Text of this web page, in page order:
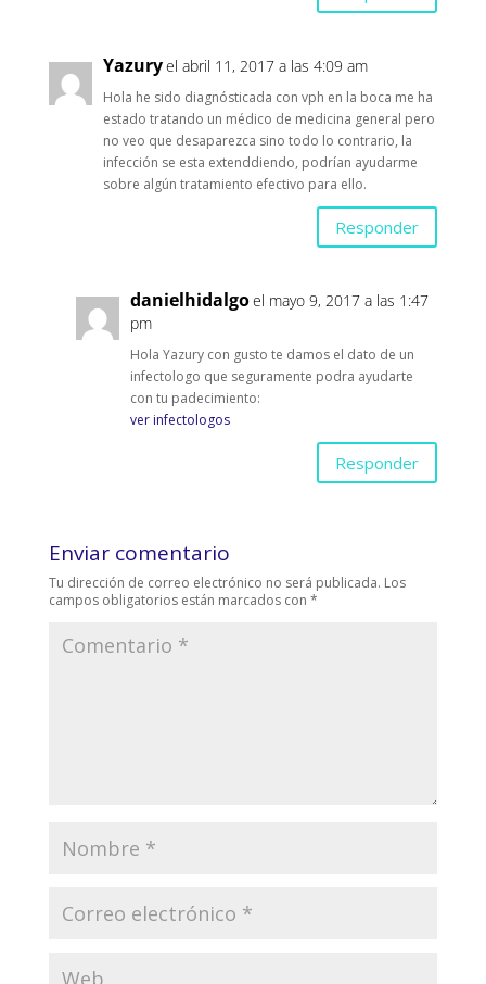
Yazuryel abril 11, 2017 a las 4:09 am
Hola he sido diagnósticada con vph en la boca me ha
estado tratando un médico de medicina general pero
no veo que desaparezca sino todo lo contrario, la
infección se esta extenddiendo, podrían ayudarme
sobre algún tratamiento efectivo para ello.
Responder
danielhidalgoel mayo 9, 2017 a las 1:47
pm
Hola Yazury con gusto te damos el dato de un
infectologo que seguramente podra ayudarte
con tu padecimiento:
ver infectologos
Responder
Enviar comentario
Tu dirección de correo electrónico no será publicada. Los
campos obligatorios están marcados con *